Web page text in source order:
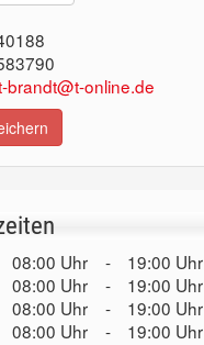
brandt@t-online.de
08:00 Uhr -
19:00 Uhr
08:00 Uhr -
19:00 Uhr
08:00 Uhr -
19:00 Uhr
08:00 Uhr -
19:00 Uhr